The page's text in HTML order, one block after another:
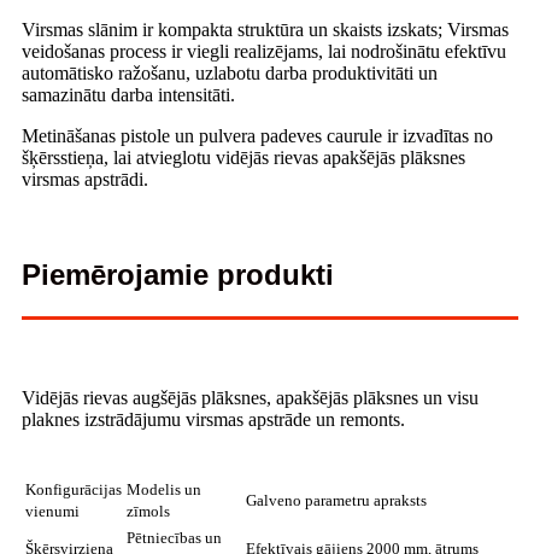
Virsmas slānim ir kompakta struktūra un skaists izskats; Virsmas
veidošanas process ir viegli realizējams, lai nodrošinātu efektīvu
automātisko ražošanu, uzlabotu darba produktivitāti un
samazinātu darba intensitāti.
Metināšanas pistole un pulvera padeves caurule ir izvadītas no
šķērsstieņa, lai atvieglotu vidējās rievas apakšējās plāksnes
virsmas apstrādi.
Piemērojamie produkti
Vidējās rievas augšējās plāksnes, apakšējās plāksnes un visu
plaknes izstrādājumu virsmas apstrāde un remonts.
Konfigurācijas
vienumi
Modelis un
zīmols
Galveno parametru apraksts
Šķērsvirziena
Pētniecības un
Efektīvais gājiens 2000 mm, ātrums